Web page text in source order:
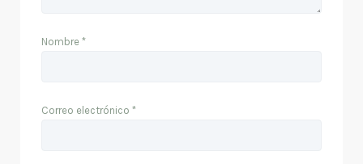
Nombre *
Correo electrónico *